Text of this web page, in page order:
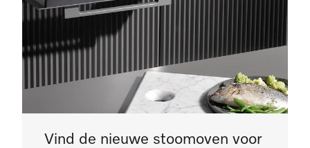
Vind de nieuwe stoomoven voor